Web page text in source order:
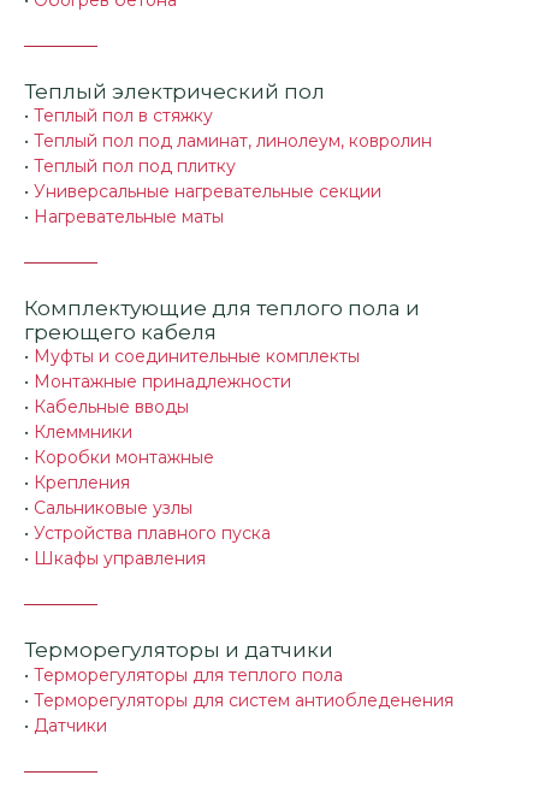
Теплый электрический пол
• Теплый пол в стяжку
• Теплый пол под ламинат, линолеум, ковролин
• Теплый пол под плитку
• Универсальные нагревательные секции
• Нагревательные маты
Комплектующие для теплого пола и
греющего кабеля
• Муфты и соединительные комплекты
• Монтажные принадлежности
• Кабельные вводы
• Клеммники
• Коробки монтажные
• Крепления
• Сальниковые узлы
• Устройства плавного пуска
• Шкафы управления
Терморегуляторы и датчики
• Терморегуляторы для теплого пола
• Терморегуляторы для систем антиобледенения
• Датчики